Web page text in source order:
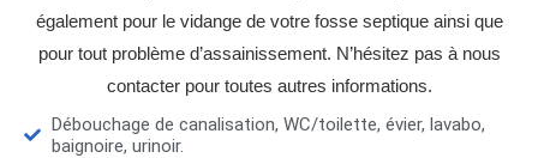
également pour le vidange de votre fosse septique ainsi que
pour tout problème d’assainissement. N’hésitez pas à nous
contacter pour toutes autres informations.
Débouchage de canalisation, WC/toilette, évier, lavabo,
baignoire, urinoir.